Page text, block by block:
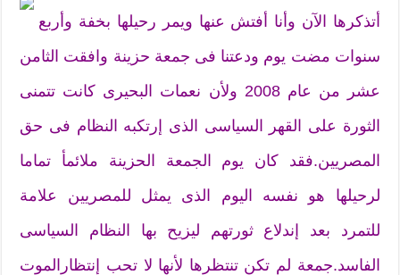
أتذكرها الآن وأنا أفتش عنها ويمر رحيلها بخفة وأربع
سنوات مضت يوم ودعتنا فى جمعة حزينة وافقت الثامن
عشر من عام 2008 ولأن نعمات البحيرى كانت تتمنى
الثورة على القهر السياسى الذى إرتكبه النظام فى حق
المصريين.فقد كان يوم الجمعة الحزينة ملائمأ تماما
لرحيلها هو نفسه اليوم الذى يمثل للمصريين علامة
للتمرد بعد إندلاع ثورتهم ليزيح بها النظام السياسى
الفاسد.جمعة لم تكن تنتظرها لأنها لا تحب إنتظارالموت